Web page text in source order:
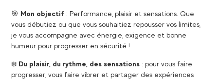
🎯 Mon objectif : Performance, plaisir et sensations. Que
vous débutiez ou que vous souhaitiez repousser vos limites,
je vous accompagne avec énergie, exigence et bonne
humeur pour progresser en sécurité !
❄️ Du plaisir, du rythme, des sensations : pour vous faire
progresser, vous faire vibrer et partager des expériences